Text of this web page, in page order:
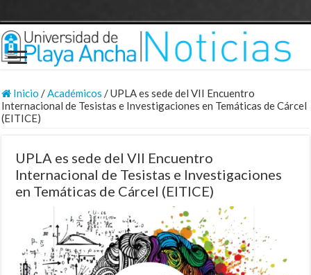
Inicio /Académicos /UPLA es sede del VII Encuentro
Internacional de Tesistas e Investigaciones en Temáticas de Cárcel
(EITICE)
UPLA es sede del VII Encuentro
Internacional de Tesistas e Investigaciones
en Temáticas de Cárcel (EITICE)